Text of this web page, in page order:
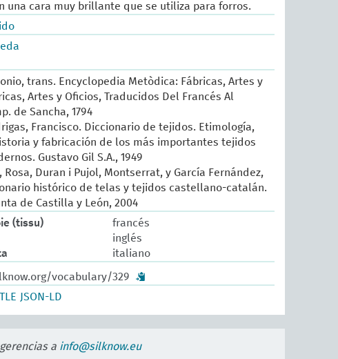
una cara muy brillante que se utiliza para forros.
trans. Encyclopedia Metòdica: Fábricas, Artes y
Artes y Oficios, Traducidos Del Francés Al
de Sancha, 1794
Francisco. Diccionario de tejidos. Etimología,
y fabricación de los más importantes tejidos
Gustavo Gil S.A., 1949
Rosa, Duran i Pujol, Montserrat, y García Fernández,
histórico de telas y tejidos castellano-catalán.
de Castilla y León, 2004
(tissu)
francés
inglés
italiano
vocabulary/329
JSON-LD
a info@silknow.eu